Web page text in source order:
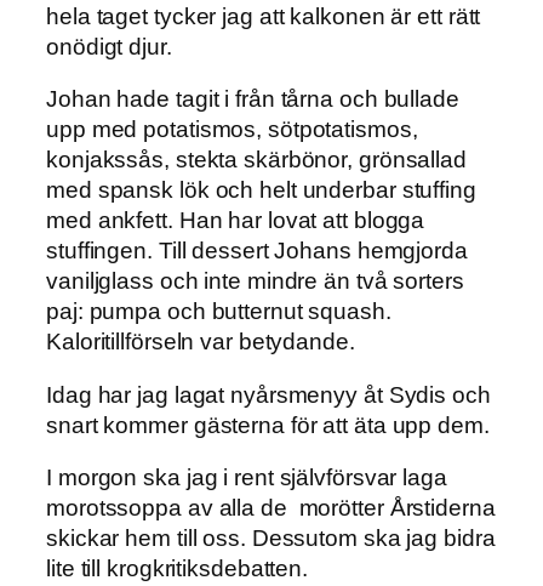
hela taget tycker jag att kalkonen är ett rätt
onödigt djur.
Johan hade tagit i från tårna och bullade
upp med potatismos, sötpotatismos,
konjakssås, stekta skärbönor, grönsallad
med spansk lök och helt underbar stuffing
med ankfett. Han har lovat att blogga
stuffingen. Till dessert Johans hemgjorda
vaniljglass och inte mindre än två sorters
paj: pumpa och butternut squash.
Kaloritillförseln var betydande.
Idag har jag lagat nyårsmenyy åt Sydis och
snart kommer gästerna för att äta upp dem.
I morgon ska jag i rent självförsvar laga
morotssoppa av alla de morötter Årstiderna
skickar hem till oss. Dessutom ska jag bidra
lite till krogkritiksdebatten.